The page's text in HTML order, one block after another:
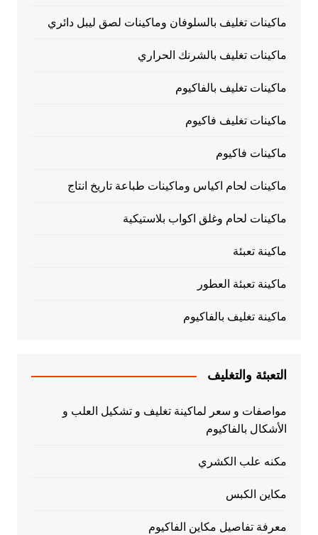
ماكينات تغليف بالسلوفان وماكينات لصق ليبل دائري
ماكينات تغليف بالشرنك الحراري
ماكينات تغليف بالفاكيوم
ماكينات تغليف فاكيوم
ماكينات فاكيوم
ماكينات لحام اكياس وماكينات طباعة تاريخ انتاج
ماكينات لحام وغلق اكواب بلاستيكية
ماكينة تعبئة
ماكينة تعبئة العطور
ماكينة تغليف بالفاكيوم
التعبئة والتغليف
مواصفات و سعر لماكينة تغليف و تشكيل العلب و
الأشكال بالفاكيوم
مكنه علب الكشري
مكاين الكبس
معرفة تفاصيل مكاين الفاكيوم